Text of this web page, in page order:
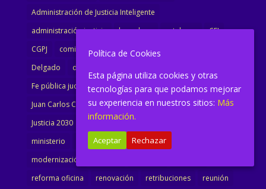
Administración de Justicia Inteligente
administración justicia
barcelona catalunya
CEJ
CGPJ
comisión comunicado
Delgado
dimisión
Fe pública judicial
Formación
gobierno
Juan Carlos Campo
Jurisprudencia
justicia
Justicia 2030
LAJ letrados
ministerio
Ministra Justicia
Ministro de Justicia
modernización
reforma oficina
renovación retribuciones reunión
Política de Cookies
Esta página utiliza cookies y otras
tecnologías para que podamos mejorar
su experiencia en nuestros sitios: Más
información.
Aceptar Rechazar